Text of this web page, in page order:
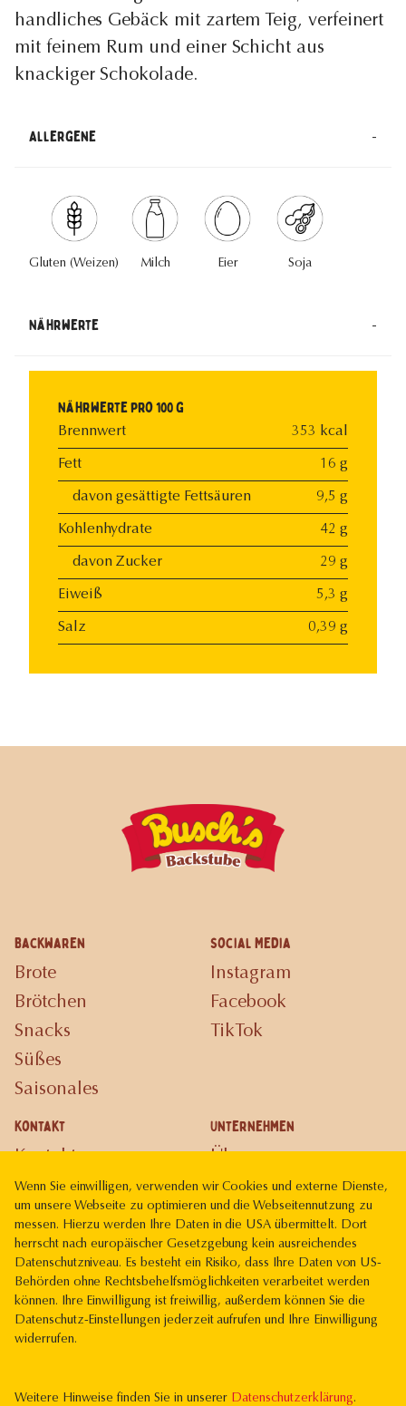
handliches Gebäck mit zartem Teig, verfeinert
mit feinem Rum und einer Schicht aus
knackiger Schokolade.
Allergene -
Gluten (Weizen) Milch Eier Soja
Nährwerte -
Nährwerte pro 100 g
Brennwert 353 kcal
Fett 16 g
davon gesättigte Fettsäuren 9,5 g
Kohlenhydrate 42 g
davon Zucker 29 g
Eiweiß 5,3 g
Salz 0,39 g
Backwaren
Brote
Brötchen
Snacks
Süßes
Saisonales
Social Media
Instagram
Facebook
TikTok
Kontakt
Kontakt
Unternehmen
Über uns
Karriere
Gutscheinkarte
Impressum
Datenschutz
Wenn Sie einwilligen, verwenden wir Cookies und externe Dienste,
um unsere Webseite zu optimieren und die Webseitennutzung zu
messen. Hierzu werden Ihre Daten in die USA übermittelt. Dort
herrscht nach europäischer Gesetzgebung kein ausreichendes
Datenschutzniveau. Es besteht ein Risiko, dass Ihre Daten von US-
Behörden ohne Rechtsbehelfsmöglichkeiten verarbeitet werden
können. Ihre Einwilligung ist freiwillig, außerdem können Sie die
Datenschutz-Einstellungen jederzeit aufrufen und Ihre Einwilligung
widerrufen.
Weitere Hinweise finden Sie in unserer Datenschutzerklärung.